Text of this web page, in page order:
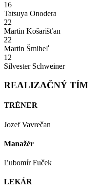
16
Tatsuya Onodera
22
Martin Košarišťan
22
Martin Šmiheľ
12
Silvester Schweiner
REALIZAČNÝ TÍM
TRÉNER
Jozef Vavrečan
Manažér
Ľubomír Fuček
LEKÁR